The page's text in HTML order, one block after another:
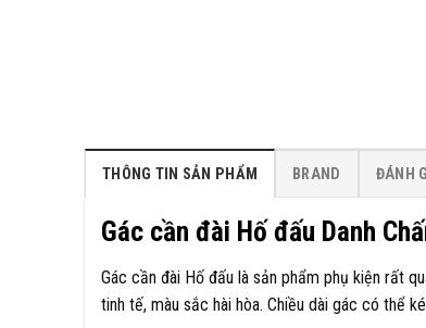
THÔNG TIN SẢN PHẨM BRAND ĐÁNH
Gác cần đài Hố đấu Danh
Gác cần đài Hố đấu là sản phẩm phụ kiện rất
tinh tế, màu sắc hài hòa. Chiều dài gác có thể